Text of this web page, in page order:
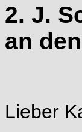
2. J.
an
Lieber